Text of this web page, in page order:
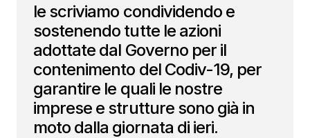
le scriviamo condividendo e
sostenendo tutte le azioni
adottate dal Governo per il
contenimento del Codiv-19, per
garantire le quali le nostre
imprese e strutture sono già in
moto dalla giornata di ieri.